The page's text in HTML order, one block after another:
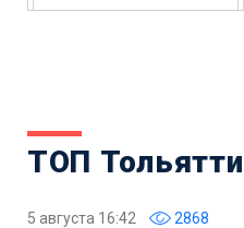
ТОП Тольятти
5 августа 16:42 2868